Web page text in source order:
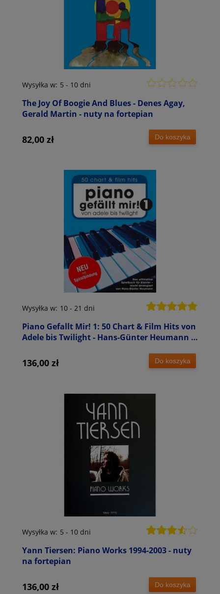
The Joy Of Boogie And Blues - Denes Agay,
Gerald Martin - nuty na fortepian
Wysyłka w: 5 - 10 dni
82,00 zł Do koszyka
Piano Gefallt Mir! 1: 50 Chart & Film Hits von
Adele bis Twilight - Hans-Günter Heumann -
Wysyłka w: 10 - 21 dni
136,00 zł Do koszyka
Yann Tiersen: Piano Works 1994-2003 - nuty
na fortepian
Wysyłka w: 5 - 10 dni
136,00 zł Do koszyka